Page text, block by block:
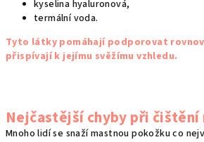
kyselina hyaluronová,
termální voda.
Tyto látky pomáhají podporovat
přispívají k jejímu svěžímu vzhledu.
Nejčastější chyby při
Mnoho lidí se snaží mastnou pokožku co